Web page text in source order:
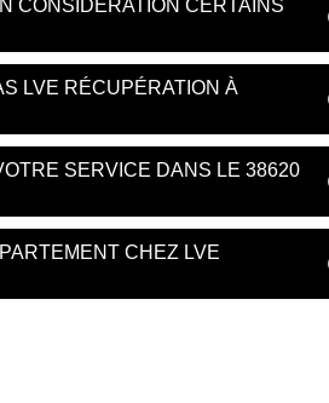
CONSIDÉRATION CERTAINS
LVE RÉCUPÉRATION À
SERVICE DANS LE 38620
CHEZ LVE